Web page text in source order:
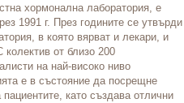
хормонална лаборатория, е
1991 г. През годините се утвърди
в която вярват и лекари, и
колектив от близо 200
на най-високо ниво
е в състояние да посрещне
като създава отлични